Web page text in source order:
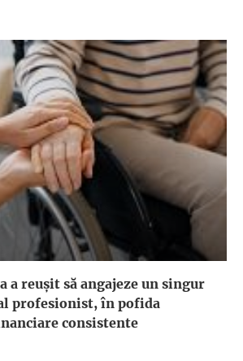
a reuşit să angajeze un singur
profesionist, în pofida
consistente